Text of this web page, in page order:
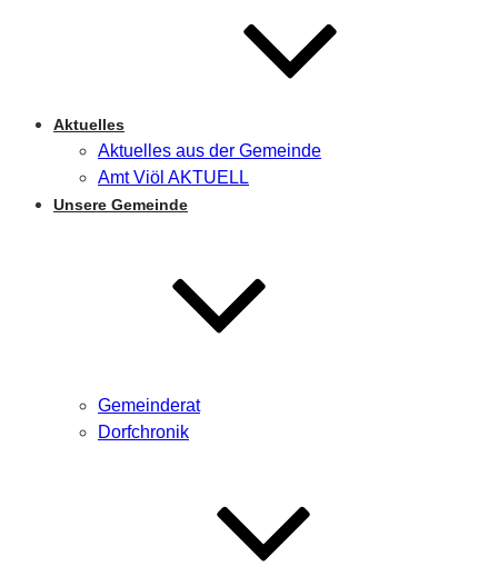
Aktuelles
Aktuelles aus der Gemeinde
Amt Viöl AKTUELL
Unsere Gemeinde
Gemeinderat
Dorfchronik